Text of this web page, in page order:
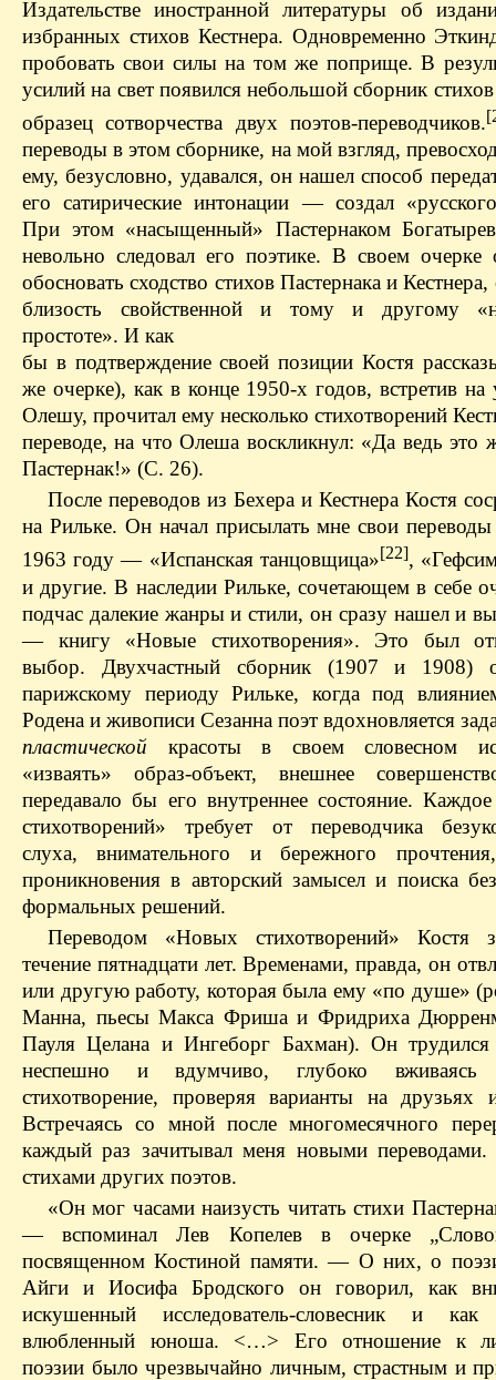
Издательстве иностранной литературы об
избранных стихов Кестнера. Одновременно
пробовать свои силы на том же поприще. В
усилий на свет появился небольшой сборник
образец сотворчества двух поэтов-переводчиков.
переводы в этом сборнике, на мой взгляд,
ему, безусловно, удавался, он нашел способ
его сатирические интонации — создал
При этом «насыщенный» Пастернаком
невольно следовал его поэтике. В своем очерке
обосновать сходство стихов Пастернака и
близость свойственной и тому и другому
простоте». И как
бы в подтверждение своей позиции Костя
же очерке), как в конце 1950‑х годов, встретив
Олешу, прочитал ему несколько стихотворений
переводе, на что Олеша воскликнул: «Да ведь это
Пастернак!» (С. 26).
После переводов из Бехера и Кестнера Костя
на Рильке. Он начал присылать мне свои
1963 году — «Испанская танцовщица»[22],
и другие. В наследии Рильке, сочетающем в себе
подчас далекие жанры и стили, он сразу нашел и
— книгу «Новые стихотворения». Это был
выбор. Двухчастный сборник (1907 и 1908)
парижскому периоду Рильке, когда под
Родена и живописи Сезанна поэт вдохновляется
пластической красоты в своем словесном
«изваять» образ-объект, внешнее
передавало бы его внутреннее состояние.
стихотворений» требует от переводчика
слуха, внимательного и бережного
проникновения в авторский замысел и поиска
формальных решений.
Переводом «Новых стихотворений» Костя
течение пятнадцати лет. Временами, правда, он
или другую работу, которая была ему «по душе»
Манна, пьесы Макса Фриша и Фридриха
Пауля Целана и Ингеборг Бахман). Он трудился
неспешно и вдумчиво, глубоко
стихотворение, проверяя варианты на друзьях
Встречаясь со мной после многомесячного
каждый раз зачитывал меня новыми
стихами других поэтов.
«Он мог часами наизусть читать стихи
— вспоминал Лев Копелев в очерке
посвященном Костиной памяти. — О них, о
Айги и Иосифа Бродского он говорил, как
искушенный исследователь-словесник и как
влюбленный юноша. <…> Его отношение к
поэзии было чрезвычайно личным, страстным и